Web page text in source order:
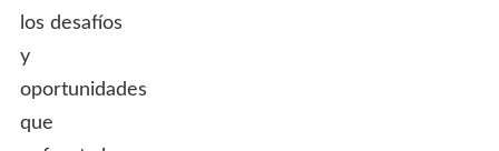
los desafíos
y
oportunidades
que